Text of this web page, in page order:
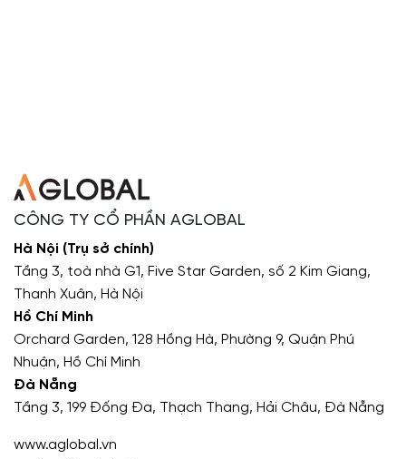
CÔNG TY CỔ PHẦN AGLOBAL
Hà Nội (Trụ sở chính)
Tầng 3, toà nhà G1, Five Star Garden, số 2 Kim Giang,
Thanh Xuân, Hà Nội
Hồ Chí Minh
Orchard Garden, 128 Hồng Hà, Phường 9, Quận Phú
Nhuận, Hồ Chí Minh
Đà Nẵng
Tầng 3, 199 Đống Đa, Thạch Thang, Hải Châu, Đà Nẵng
www.aglobal.vn